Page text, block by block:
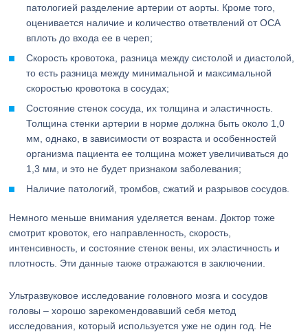
патологией разделение артерии от аорты. Кроме того,
оценивается наличие и количество ответвлений от ОСА
вплоть до входа ее в череп;
Скорость кровотока, разница между систолой и диастолой,
то есть разница между минимальной и максимальной
скоростью кровотока в сосудах;
Состояние стенок сосуда, их толщина и эластичность.
Толщина стенки артерии в норме должна быть около 1,0
мм, однако, в зависимости от возраста и особенностей
организма пациента ее толщина может увеличиваться до
1,3 мм, и это не будет признаком заболевания;
Наличие патологий, тромбов, сжатий и разрывов сосудов.
Немного меньше внимания уделяется венам. Доктор тоже
смотрит кровоток, его направленность, скорость,
интенсивность, и состояние стенок вены, их эластичность и
плотность. Эти данные также отражаются в заключении.
Ультразвуковое исследование головного мозга и сосудов
головы – хорошо зарекомендовавший себя метод
исследования, который используется уже не один год. Не